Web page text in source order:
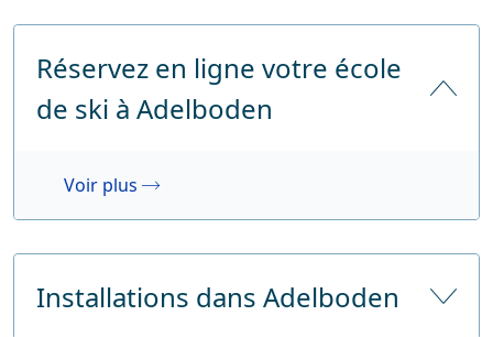
Réservez en ligne votre école
de ski à Adelboden
Voir plus
Installations dans Adelboden